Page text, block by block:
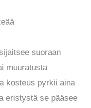
suoraan
muuratusta
kosteus pyrkii aina
eristystä se pääsee